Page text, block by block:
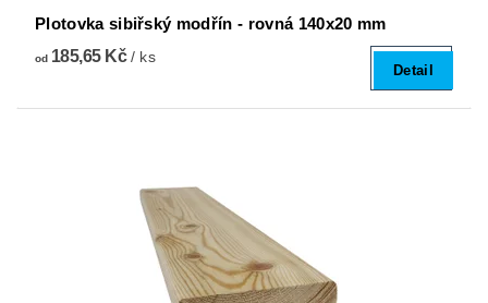
Plotovka sibiřský modřín - rovná 140x20 mm
od185,65 Kč/ ks
Detail